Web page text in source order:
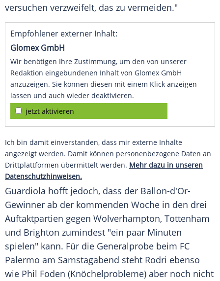
versuchen verzweifelt, das zu vermeiden."
Empfohlener externer Inhalt:
Glomex GmbH
Wir benötigen Ihre Zustimmung, um den von unserer
Redaktion eingebundenen Inhalt von Glomex GmbH
anzuzeigen. Sie können diesen mit einem Klick anzeigen
lassen und auch wieder deaktivieren.
jetzt aktivieren
Ich bin damit einverstanden, dass mir externe Inhalte
angezeigt werden. Damit können personenbezogene Daten an
Drittplattformen übermittelt werden. Mehr dazu in unseren
Datenschutzhinweisen.
Guardiola hofft jedoch, dass der Ballon-d'Or-
Gewinner ab der kommenden Woche in den drei
Auftaktpartien gegen Wolverhampton, Tottenham
und Brighton zumindest "ein paar Minuten
spielen" kann. Für die Generalprobe beim FC
Palermo am Samstagabend steht Rodri ebenso
wie Phil Foden (Knöchelprobleme) aber noch nicht